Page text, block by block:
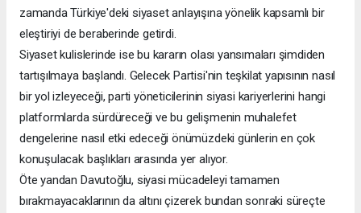
zamanda Türkiye'deki siyaset anlayışına yönelik kapsamlı bir
eleştiriyi de beraberinde getirdi.
Siyaset kulislerinde ise bu kararın olası yansımaları şimdiden
tartışılmaya başlandı. Gelecek Partisi'nin teşkilat yapısının nasıl
bir yol izleyeceği, parti yöneticilerinin siyasi kariyerlerini hangi
platformlarda sürdüreceği ve bu gelişmenin muhalefet
dengelerine nasıl etki edeceği önümüzdeki günlerin en çok
konuşulacak başlıkları arasında yer alıyor.
Öte yandan Davutoğlu, siyasi mücadeleyi tamamen
bırakmayacaklarının da altını çizerek bundan sonraki süreçte